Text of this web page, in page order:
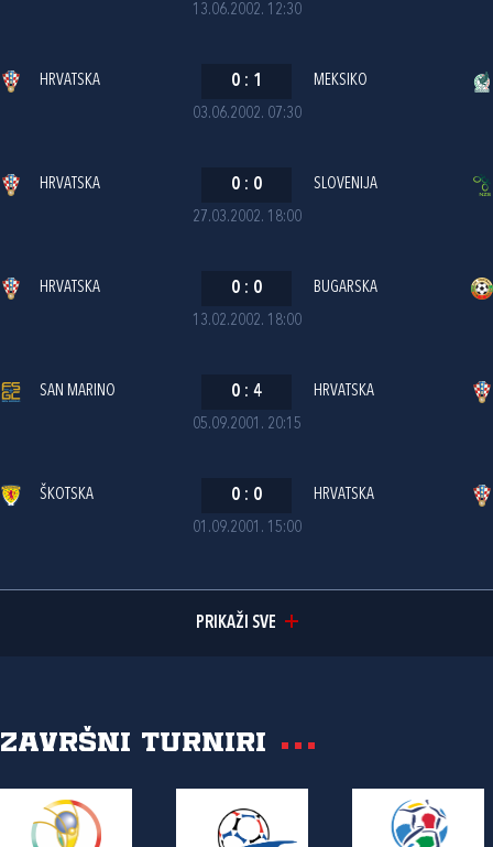
13.06.2002. 12:30
03.06.2002. 07:30
HRVATSKA 0 : 1 MEKSIKO
27.03.2002. 18:00
HRVATSKA 0 : 0 SLOVENIJA
13.02.2002. 18:00
HRVATSKA 0 : 0 BUGARSKA
05.09.2001. 20:15
SAN MARINO 0 : 4 HRVATSKA
01.09.2001. 15:00
ŠKOTSKA 0 : 0 HRVATSKA
PRIKAŽI SVE
Završni turniri